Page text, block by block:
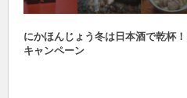
にかほんじょう冬は日本酒で乾杯！
キャンペーン